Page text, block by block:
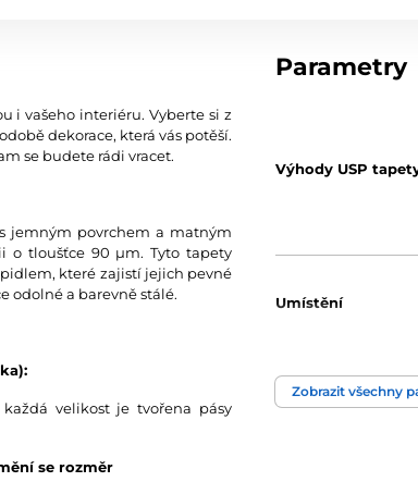
i vašeho interiéru. Vyberte si z
dekorace, která vás potěší.
se budete rádi vracet.
jemným povrchem a matným
o tloušťce 90 µm. Tyto tapety
které zajistí jejich pevné
odolné a barevně stálé.
velikost je tvořena pásy
se rozměr
Parametry
Výhody USP
Umístění
Barva
Zobrazit všechny